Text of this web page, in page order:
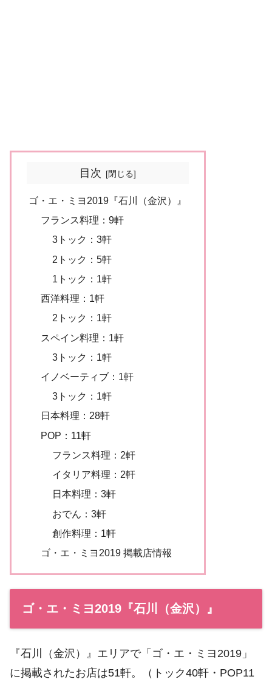
目次
ゴ・エ・ミヨ2019『石川（金沢）』
フランス料理：9軒
3トック：3軒
2トック：5軒
1トック：1軒
西洋料理：1軒
2トック：1軒
スペイン料理：1軒
3トック：1軒
イノベーティブ：1軒
3トック：1軒
日本料理：28軒
POP：11軒
フランス料理：2軒
イタリア料理：2軒
日本料理：3軒
おでん：3軒
創作料理：1軒
ゴ・エ・ミヨ2019 掲載店情報
ゴ・エ・ミヨ2019『石川（金沢）』
『石川（金沢）』エリアで「ゴ・エ・ミヨ2019」
に掲載されたお店は51軒。（トック40軒・POP11